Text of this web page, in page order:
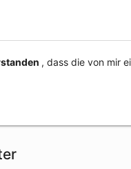
, dass die von mir